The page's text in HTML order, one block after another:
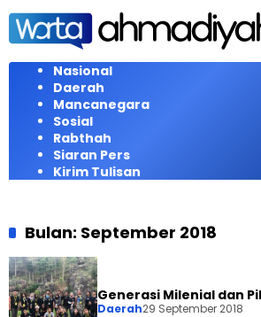
Langsung
konten
Nasional
Daerah
Mancanegara
Sosial
Rabthah
Siaran Pers
Kirim Tulisan
Bulan: September 2018
Generasi Milenial dan
Daerah29 September 2018